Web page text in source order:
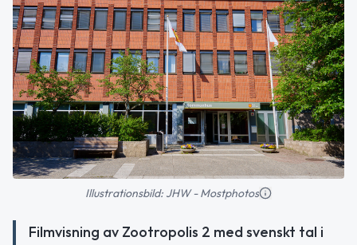
Illustrationsbild: JHW - Mostphotos
Filmvisning av Zootropolis 2 med svenskt tal i